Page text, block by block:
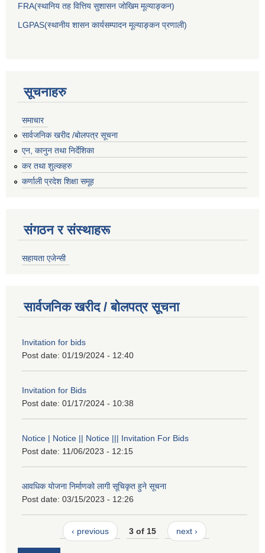
FRA(स्थानिय तह वित्तिय सुशासन जोखिम मूल्याङ्कन)
LGPAS(स्थानीय शासन कार्यसम्पादन मूल्याङ्कन प्रणाली)
सूचनाहरु
समाचार
सार्वजनिक खरीद /बोलपत्र सूचना
एन, कानुन तथा निर्देशिका
कर तथा शुल्कहरु
कर्णाली प्रदेश शिक्षा समूह
संगठन र संस्थाहरू
सहायता एजेन्सी
सार्वजनिक खरीद / बोलपत्र सूचना
Invitation for bids
Post date: 01/19/2024 - 12:40
Invitation for Bids
Post date: 01/17/2024 - 10:38
Notice | Notice || Notice ||| Invitation For Bids
Post date: 11/06/2023 - 12:15
आवधिक योजना निर्माणको लागी सूचिकृत हुने सूचना
Post date: 03/15/2023 - 12:26
‹ previous 3 of 15 next ›